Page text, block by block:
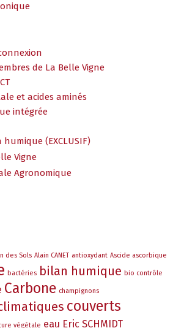
de La Belle Vigne
et acides aminés
intégrée
(EXCLUSIF)
Vigne
Agronomique
des Sols Alain CANET antioxydant Ascide ascorbique
bactéries bilan humique bio contrôle
Carbone champignons
couverts
végétale eau Eric SCHMIDT